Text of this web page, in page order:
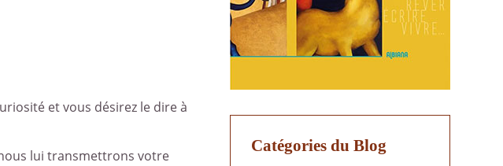
et vous désirez le dire à
lui transmettrons votre
Catégories du Blog